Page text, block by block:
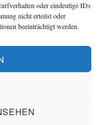
oder eindeutige IDs
nicht erteilst oder
beeinträchtigt werden.